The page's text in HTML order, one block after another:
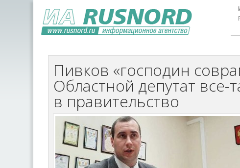
Пивков «господин
Областной депутат все-
в правительство